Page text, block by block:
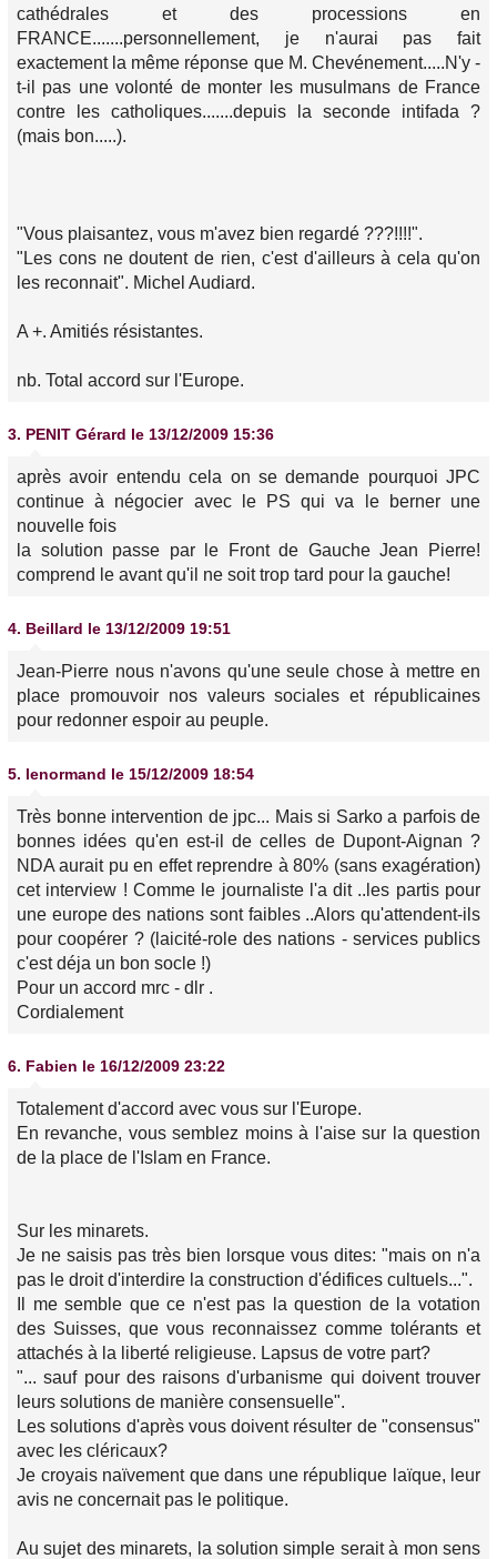
cathédrales et des processions en
FRANCE.......personnellement, je n'aurai pas fait
exactement la même réponse que M. Chevénement.....N'y -
t-il pas une volonté de monter les musulmans de France
contre les catholiques.......depuis la seconde intifada ?
(mais bon.....).
"Vous plaisantez, vous m'avez bien regardé ???!!!!".
"Les cons ne doutent de rien, c'est d'ailleurs à cela qu'on
les reconnait". Michel Audiard.
A +. Amitiés résistantes.
nb. Total accord sur l'Europe.
3. PENIT Gérard le 13/12/2009 15:36
après avoir entendu cela on se demande pourquoi JPC
continue à négocier avec le PS qui va le berner une
nouvelle fois
la solution passe par le Front de Gauche Jean Pierre!
comprend le avant qu'il ne soit trop tard pour la gauche!
4. Beillard le 13/12/2009 19:51
Jean-Pierre nous n'avons qu'une seule chose à mettre en
place promouvoir nos valeurs sociales et républicaines
pour redonner espoir au peuple.
5. lenormand le 15/12/2009 18:54
Très bonne intervention de jpc... Mais si Sarko a parfois de
bonnes idées qu'en est-il de celles de Dupont-Aignan ?
NDA aurait pu en effet reprendre à 80% (sans exagération)
cet interview ! Comme le journaliste l'a dit ..les partis pour
une europe des nations sont faibles ..Alors qu'attendent-ils
pour coopérer ? (laicité-role des nations - services publics
c'est déja un bon socle !)
Pour un accord mrc - dlr .
Cordialement
6. Fabien le 16/12/2009 23:22
Totalement d'accord avec vous sur l'Europe.
En revanche, vous semblez moins à l'aise sur la question
de la place de l'Islam en France.
Sur les minarets.
Je ne saisis pas très bien lorsque vous dites: "mais on n'a
pas le droit d'interdire la construction d'édifices cultuels...".
Il me semble que ce n'est pas la question de la votation
des Suisses, que vous reconnaissez comme tolérants et
attachés à la liberté religieuse. Lapsus de votre part?
"... sauf pour des raisons d'urbanisme qui doivent trouver
leurs solutions de manière consensuelle".
Les solutions d'après vous doivent résulter de "consensus"
avec les cléricaux?
Je croyais naïvement que dans une république laïque, leur
avis ne concernait pas le politique.
Au sujet des minarets, la solution simple serait à mon sens